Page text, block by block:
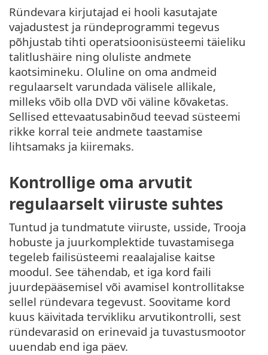
Ründevara kirjutajad ei hooli kasutajate
vajadustest ja ründeprogrammi tegevus
põhjustab tihti operatsioonisüsteemi täieliku
talitlushäire ning oluliste andmete
kaotsimineku. Oluline on oma andmeid
regulaarselt varundada välisele allikale,
milleks võib olla DVD või väline kõvaketas.
Sellised ettevaatusabinõud teevad süsteemi
rikke korral teie andmete taastamise
lihtsamaks ja kiiremaks.
Kontrollige oma arvutit
regulaarselt viiruste suhtes
Tuntud ja tundmatute viiruste, usside, Trooja
hobuste ja juurkomplektide tuvastamisega
tegeleb failisüsteemi reaalajalise kaitse
moodul. See tähendab, et iga kord faili
juurdepääsemisel või avamisel kontrollitakse
sellel ründevara tegevust. Soovitame kord
kuus käivitada tervikliku arvutikontrolli, sest
ründevarasid on erinevaid ja tuvastusmootor
uuendab end iga päev.